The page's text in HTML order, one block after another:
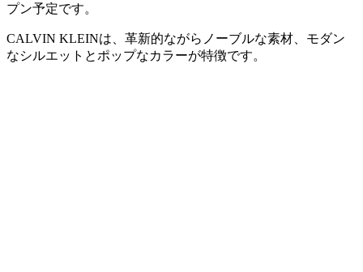
プン予定です。
CALVIN KLEINは、革新的ながらノーブルな素材、モダン
なシルエットとポップなカラーが特徴です。